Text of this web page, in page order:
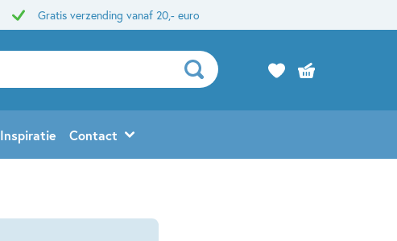
Gratis verzending vanaf 20,- euro
Inspiratie Contact